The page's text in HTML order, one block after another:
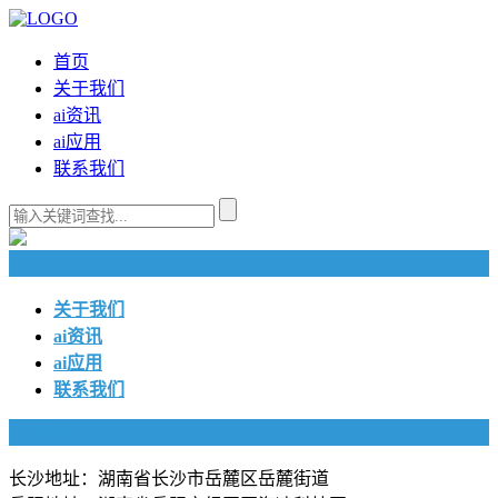
首页
关于我们
ai资讯
ai应用
联系我们
关于我们
ai资讯
ai应用
联系我们
长沙地址：湖南省长沙市岳麓区岳麓街道